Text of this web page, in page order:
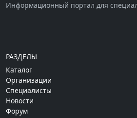
Информационный портал для
РАЗДЕЛЫ
Каталог
Организации
Специалисты
Новости
Форум